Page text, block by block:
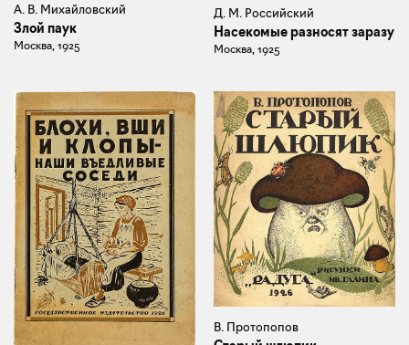
А. В. Михайловский
Злой паук
Москва, 1925
Д. М. Российский
Насекомые разносят заразу
Москва, 1925
В. Протопопов